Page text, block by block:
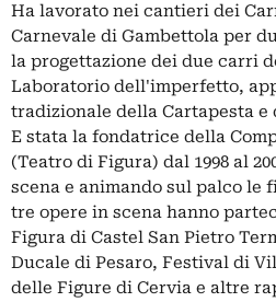
Ha lavorato nei cantieri dei
Carnevale di Gambettola per
la progettazione dei due carri
Laboratorio dell'imperfetto,
tradizionale della Cartapesta e
E stata la fondatrice della
(Teatro di Figura) dal 1998 al
scena e animando sul palco le
tre opere in scena hanno
Figura di Castel San Pietro
Ducale di Pesaro, Festival di
delle Figure di Cervia e altre